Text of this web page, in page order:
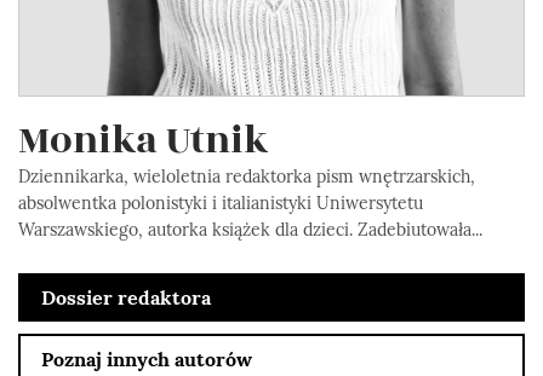
Monika Utnik
Dziennikarka, wieloletnia redaktorka pism wnętrzarskich,
absolwentka polonistyki i italianistyki Uniwersytetu
Warszawskiego, autorka książek dla dzieci. Zadebiutowała...
Dossier redaktora
Poznaj innych autorów